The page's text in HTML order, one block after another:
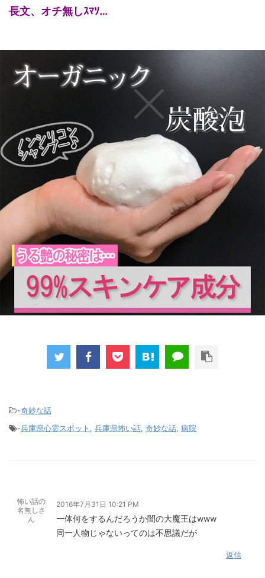
長文、オチ無しｽﾏｿ…
-奇妙な話
-兵庫県心霊スポット , 兵庫県怖い話, 奇妙な話, 病院
怖い話の
名無しさ
ん
2016年7月31日 10:21 PM
一体何をするんだろうか闇の大魔王はwww
同一人物じゃないってのは不思議だが
返信